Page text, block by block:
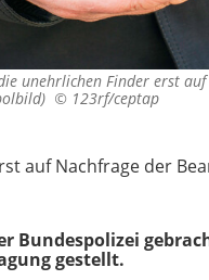
unehrlichen Finder erst
© 123rf/ceptap
auf Nachfrage der
Bundespolizei
gestellt.